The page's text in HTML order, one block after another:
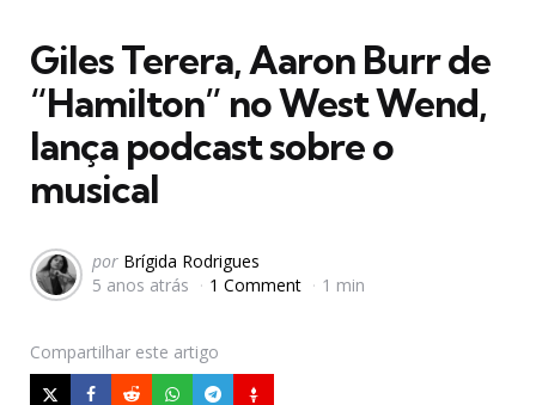
Giles Terera, Aaron Burr de
“Hamilton” no West Wend,
lança podcast sobre o
musical
Postado
por
por Brígida Rodrigues
5 anos atrás
1 Comment 1 min
Compartilhar este artigo